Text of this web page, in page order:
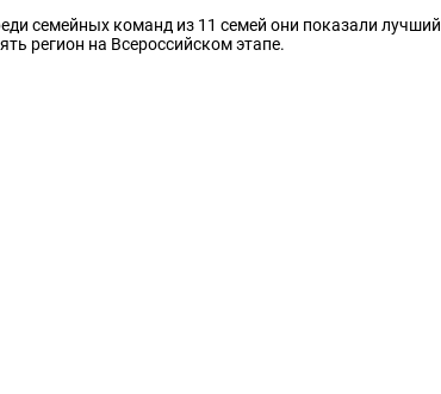
семейных команд из 11 семей они показали лучший
регион на Всероссийском этапе.